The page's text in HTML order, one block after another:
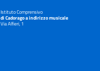
Istituto Comprensivo
di Cadorago a indirizzo musicale
Via Alfieri, 1
— Visita la pagina iniziale della scuola